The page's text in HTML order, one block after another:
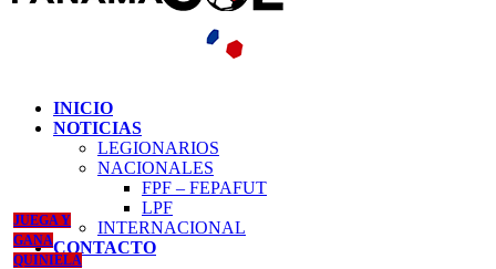
INICIO
NOTICIAS
LEGIONARIOS
NACIONALES
FPF – FEPAFUT
LPF
INTERNACIONAL
CONTACTO
JUEGA Y
GANA
QUINIELA